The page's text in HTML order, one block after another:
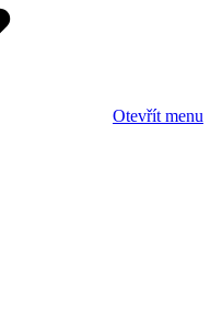
Otevřít menu